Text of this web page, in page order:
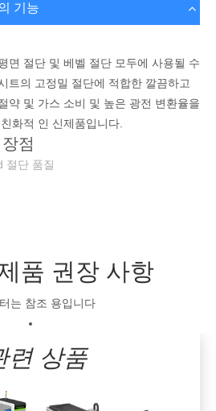
악기 주택
기능
면 절단 및 베벨 절단 모두에 사용될 수
트의 고정밀 절단에 적합한 깔끔하고
약 및 가스 소비 및 높은 광전 변환율을
화적 인 신제품입니다.
점
절단 품질
무료
효율성
기능
의 기능
품 권장 사항
는 참조 용입니다
련 상품